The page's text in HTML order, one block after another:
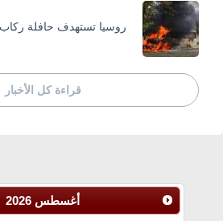
روسيا تستهدف حافلة
قراءة كل الأخبار
أغسطس 2026